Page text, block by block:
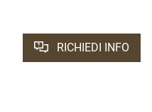
RICHIEDI INFO